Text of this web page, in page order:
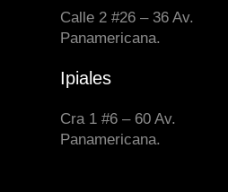
Calle 2 #26 – 36 Av.
Panamericana.
Ipiales
Cra 1 #6 – 60 Av.
Panamericana.